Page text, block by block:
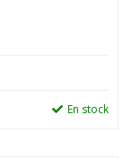
En stock